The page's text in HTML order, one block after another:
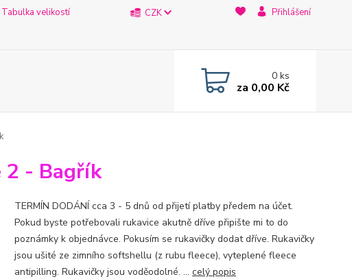
Tabulka velikostí
CZK Přihlášení
0ks
za 0,00 Kč
2 - Bagřík
TERMÍN DODÁNÍ cca 3 - 5 dnů od přijetí platby předem na účet.
Pokud byste potřebovali rukavice akutně dříve připište mi to do
poznámky k objednávce. Pokusím se rukavičky dodat dříve. Rukavičky
jsou ušité ze zimního softshellu (z rubu fleece), vyteplené fleece
antipilling. Rukavičky jsou voděodolné. ... celý popis